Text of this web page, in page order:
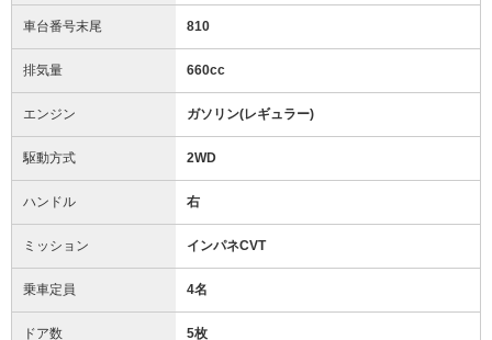
車台番号末尾 810
排気量 660cc
エンジン ガソリン(レギュラー)
駆動方式 2WD
ハンドル 右
ミッション インパネCVT
乗車定員 4名
ドア数 5枚